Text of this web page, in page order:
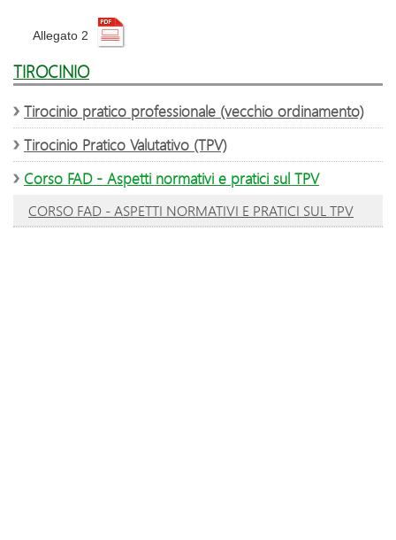
Allegato 2
TIROCINIO
Tirocinio pratico professionale (vecchio ordinamento)
Tirocinio Pratico Valutativo (TPV)
Corso FAD - Aspetti normativi e pratici sul TPV
CORSO FAD - ASPETTI NORMATIVI E PRATICI SUL TPV